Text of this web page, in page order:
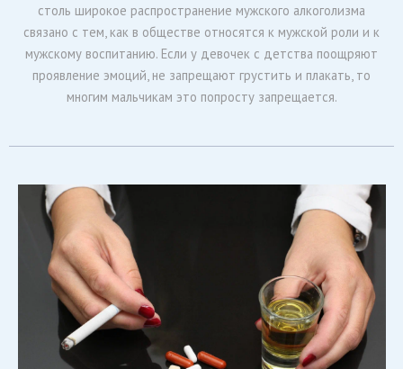
столь широкое распространение мужского алкоголизма
связано с тем, как в обществе относятся к мужской роли и к
мужскому воспитанию. Если у девочек с детства поощряют
проявление эмоций, не запрещают грустить и плакать, то
многим мальчикам это попросту запрещается.